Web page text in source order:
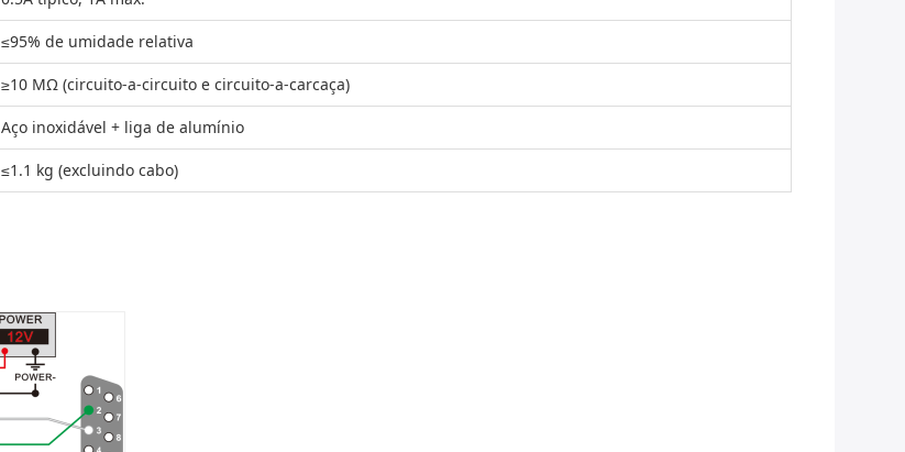
≤95% de umidade relativa
≥10 MΩ (circuito-a-circuito e circuito-a-carcaça)
Aço inoxidável + liga de alumínio
≤1.1 kg (excluindo cabo)